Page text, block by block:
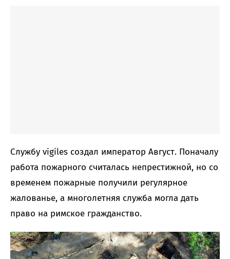
Службу vigiles создал император Август. Поначалу
работа пожарного считалась непрестижной, но со
временем пожарные получили регулярное
жалованье, а многолетняя служба могла дать
право на римское гражданство.